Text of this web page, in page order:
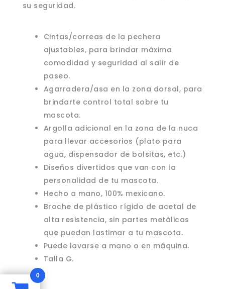
su seguridad.
Cintas/correas de la pechera
ajustables, para brindar máxima
comodidad y seguridad al salir de
paseo.
Agarradera/asa en la zona dorsal, para
brindarte control total sobre tu
mascota.
Argolla adicional en la zona de la nuca
para llevar accesorios (plato para
agua, dispensador de bolsitas, etc.)
Diseños divertidos que van con la
personalidad de tu mascota.
Hecho a mano, 100% mexicano.
Broche de plástico rígido de acetal de
alta resistencia, sin partes metálicas
que puedan lastimar a tu mascota.
Puede lavarse a mano o en máquina.
Talla G.
0